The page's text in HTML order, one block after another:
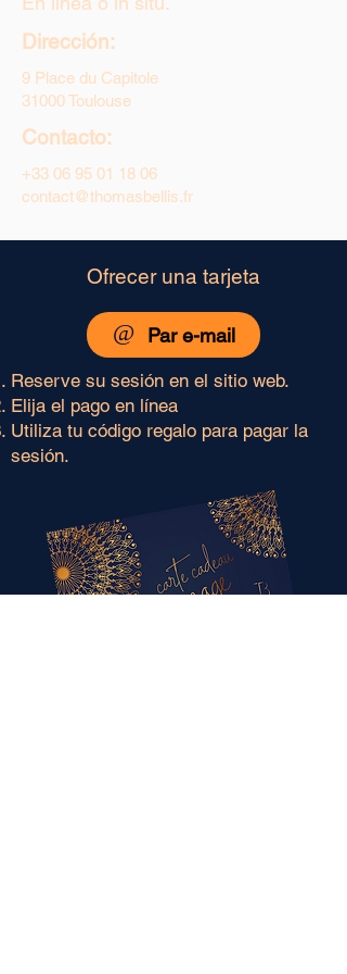
Dirección:
9 Place du Capitole
31000 Toulouse
Contacto:
+33 06 95 01 18 06
contact@thomasbellis.fr
Ofrecer una tarjeta
Par e-mail
@
Reserve su sesión en el sitio web.
Elija el pago en línea
Utiliza tu código regalo para pagar la
sesión.